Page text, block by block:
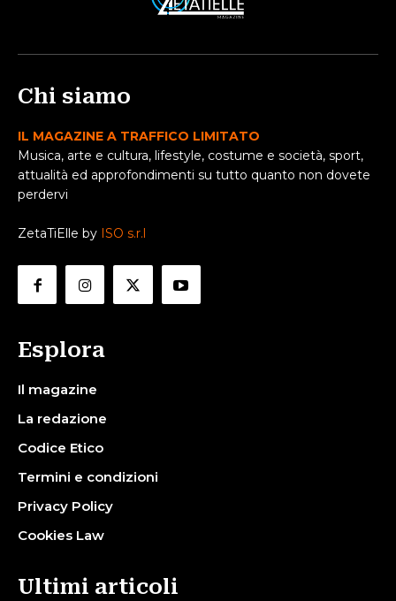
Chi siamo
IL MAGAZINE A TRAFFICO LIMITATO
Musica, arte e cultura, lifestyle, costume e società, sport,
attualità ed approfondimenti su tutto quanto non dovete
perdervi
ZetaTiElle by ISO s.r.l
Esplora
Il magazine
La redazione
Codice Etico
Termini e condizioni
Privacy Policy
Cookies Law
Ultimi articoli